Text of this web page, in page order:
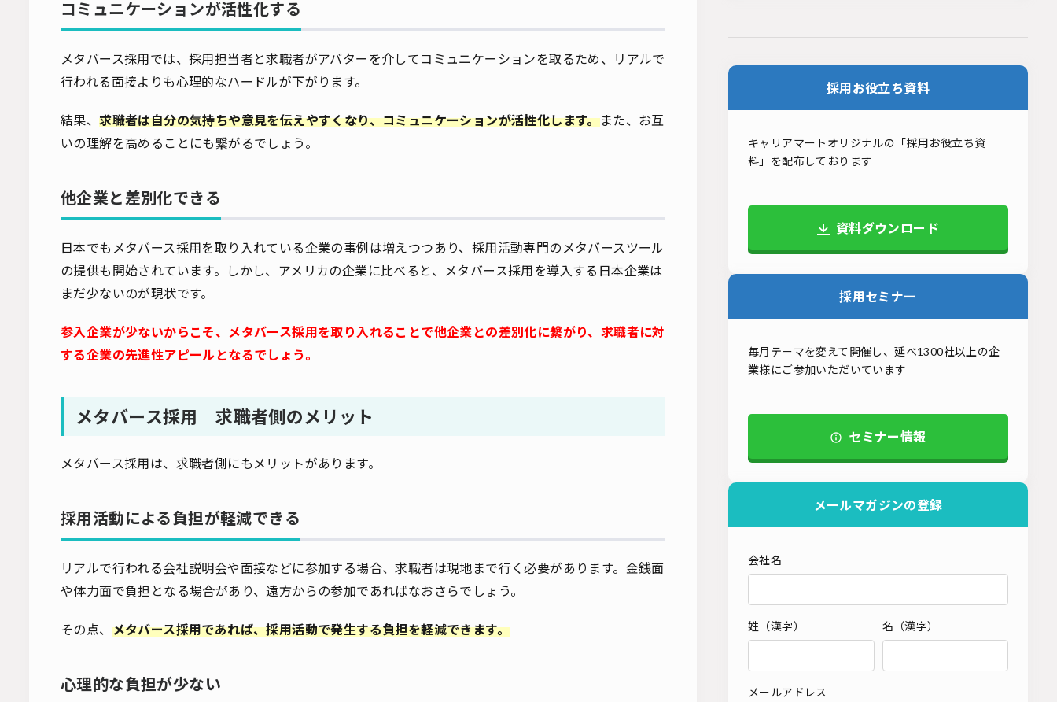
コミュニケーションが活性化する
メタバース採用では、採用担当者と求職者がアバターを介してコミュニケーションを取るため、リアルで
行われる面接よりも心理的なハードルが下がります。
結果、求職者は自分の気持ちや意見を伝えやすくなり、コミュニケーションが活性化します。また、お互
いの理解を高めることにも繋がるでしょう。
他企業と差別化できる
日本でもメタバース採用を取り入れている企業の事例は増えつつあり、採用活動専門のメタバースツール
の提供も開始されています。しかし、アメリカの企業に比べると、メタバース採用を導入する日本企業は
まだ少ないのが現状です。
参入企業が少ないからこそ、メタバース採用を取り入れることで他企業との差別化に繋がり、求職者に対
する企業の先進性アピールとなるでしょう。
メタバース採用 求職者側のメリット
メタバース採用は、求職者側にもメリットがあります。
採用活動による負担が軽減できる
リアルで行われる会社説明会や面接などに参加する場合、求職者は現地まで行く必要があります。金銭面
や体力面で負担となる場合があり、遠方からの参加であればなおさらでしょう。
その点、 メタバース採用であれば、採用活動で発生する負担を軽減できます。
心理的な負担が少ない
採用お役立ち資料
キャリアマートオリジナルの「採用お役立ち資
料」を配布しております
資料ダウンロード
採用セミナー
毎月テーマを変えて開催し、延べ1300社以上の企
業様にご参加いただいています
セミナー情報
メールマガジンの登録
会社名
姓（漢字） 名（漢字）
メールアドレス